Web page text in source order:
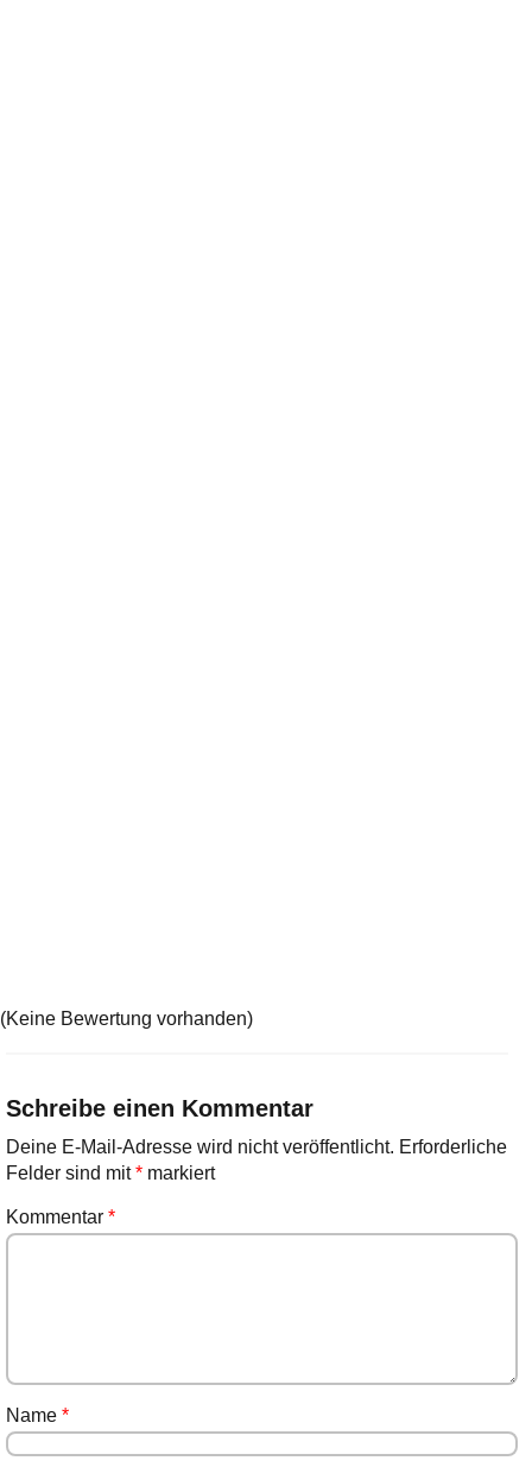
(Keine Bewertung vorhanden)
Schreibe einen Kommentar
Deine E-Mail-Adresse wird nicht veröffentlicht. Erforderliche
Felder sind mit*markiert
Kommentar *
Name *